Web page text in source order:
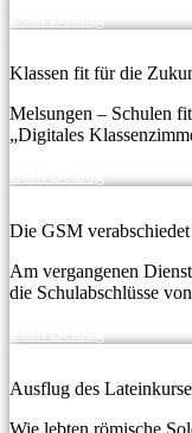
Klassen fit für die
Melsungen – Schulen
„Digitales
Die GSM
Am vergangenen
die Schulabschlüsse
Ausflug des
Wie lebten römische